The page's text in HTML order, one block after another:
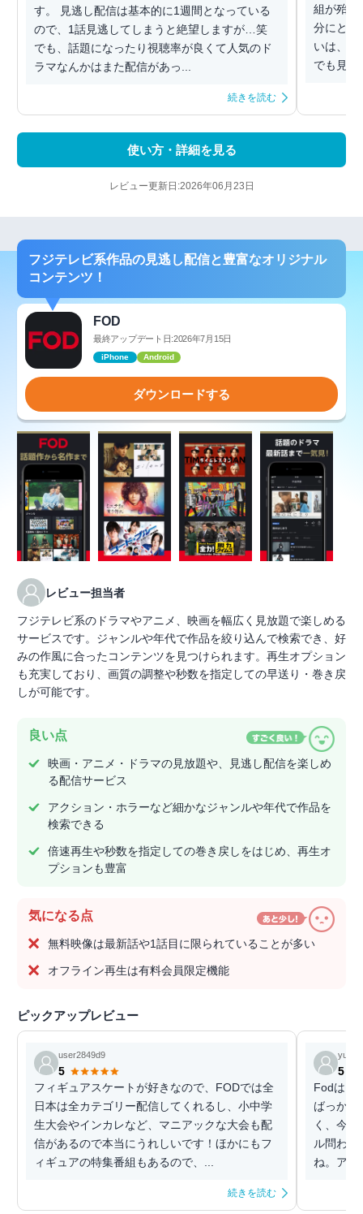
す。 見逃し配信は基本的に1週間となっている
ので、1話見逃してしまうと絶望しますが…笑
でも、話題になったり視聴率が良くて人気のド
ラマなんかはまた配信があっ...
続きを読む
組が殆ど
分にとっ
いは、ブ
でも見逃
使い方・詳細を見る
レビュー更新日:2026年06月23日
フジテレビ系作品の見逃し配信と豊富なオリジナル
コンテンツ！
FOD
最終アップデート日:2026年7月15日
iPhone Android
ダウンロードする
レビュー担当者
フジテレビ系のドラマやアニメ、映画を幅広く見放題で楽しめる
サービスです。ジャンルや年代で作品を絞り込んで検索でき、好
みの作風に合ったコンテンツを見つけられます。再生オプション
も充実しており、画質の調整や秒数を指定しての早送り・巻き戻
しが可能です。
良い点
映画・アニメ・ドラマの見放題や、見逃し配信を楽しめ
る配信サービス
アクション・ホラーなど細かなジャンルや年代で作品を
検索できる
倍速再生や秒数を指定しての巻き戻しをはじめ、再生オ
プションも豊富
気になる点
無料映像は最新話や1話目に限られていることが多い
オフライン再生は有料会員限定機能
ピックアップレビュー
user2849d9
5
フィギュアスケートが好きなので、FODでは全
日本は全カテゴリー配信してくれるし、小中学
生大会やインカレなど、マニアックな大会も配
信があるので本当にうれしいです！ほかにもフ
ィギュアの特集番組もあるので、...
続きを読む
yuyri
5
Fodは民
ばっかな
く、今
ル問わず
ね。アジ